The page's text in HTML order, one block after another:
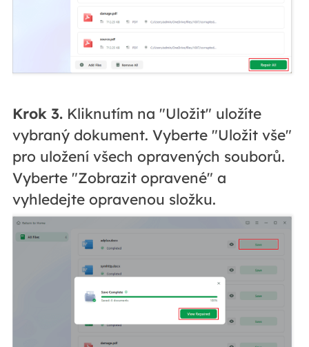
Krok 3.Kliknutím na "Uložit" uložíte
vybraný dokument. Vyberte "Uložit vše"
pro uložení všech opravených souborů.
Vyberte "Zobrazit opravené" a
vyhledejte opravenou složku.